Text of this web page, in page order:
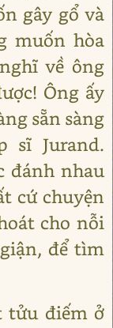
gây gổ và
muốn hòa
về ông
Ông ấy
sẵn sàng
sĩ Jurand.
đánh nhau
cứ chuyện
cho nỗi
để tìm
tửu điếm ở